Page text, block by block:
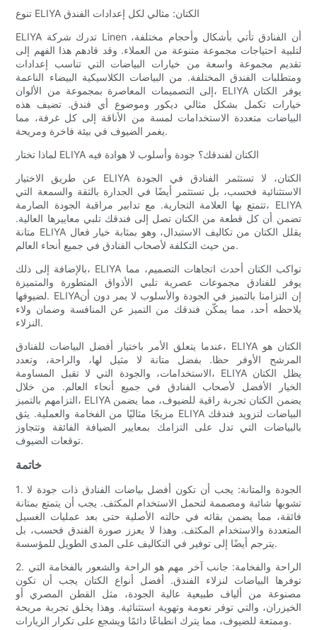
تنوع ELIYA الكتان: مثالي لكل إعدادات الفندق
ELIYA تدرك شركة Linen أن الفنادق تأتي بأشكال وأحجام مختلفة،
لتلبية احتياجات مجموعة متنوعة من العملاء. وقد قادهم هذا الفهم إلى
تقديم مجموعة واسعة من خيارات البياضات التي تناسب إعدادات
ومتطلبات الفندق المختلفة. من البياضات الكلاسيكية البيضاء الناعمة
إلى التصميمات المعاصرة بمجموعة من الألوان، ELIYA يوفر الكتان
خيارات تكمل بشكل مثالي ديكور وموضوع أي فندق. تضيف هذه
البياضات متعددة الاستخدامات لمسة من الأناقة إلى كل غرفة، مما
يغمر الضيوف في بيئة فاخرة ومريحة.
لماذا تختار ELIYA الكتان لفندقك؟ جودة وأسلوب لا هوادة فيه
عن طريق الاختيار ELIYA الكتان، لا تستثمر الفنادق في الجودة
الاستثنائية فحسب، بل تستثمر أيضًا في الجدارة بالثقة والسمعة التي
تتمتع بها العلامة التجارية. مع تدابير مراقبة الجودة الصارمة، ELIYA
تضمن أن كل قطعة من الكتان تصل إلى فندقك تلبي معاييرها العالية.
متانة ELIYA يقلل الكتان من تكاليف الاستبدال، وهو بمثابة خيار فعال
من حيث التكلفة لأصحاب الفنادق في جميع أنحاء العالم.
بالإضافة إلى ذلك، ELIYA تواكب الكتان أحدث اتجاهات التصميم، مما
يوفر للفنادق مجموعات عصرية تلبي الأذواق المتطورة والمتميزة
لضيوفها. ELIYAإن التزامنا بالتميز في الجودة والأسلوب لا يمر دون أن
يلاحظه أحد، مما يمكّن فندقك من التميز عن المنافسة وضمان ولاء
النزلاء.
عندما يتعلق الأمر باختيار أفضل البياضات للفنادق، ELIYA الكتان هو
المرشح الأوفر حظا. بفضل متانة لا مثيل لها، والراحة، وتعدد
الاستخدامات، والجودة التي لا تقبل المساومة، ELIYA يظل الكتان
الخيار الأفضل لأصحاب الفنادق في جميع أنحاء العالم. من خلال
التزامهم بالتميز، ELIYA يضمن الكتان تجربة راقية للضيوف، مما يضمن
مزيجًا مثاليًا من الفخامة والعملية. يثق ELIYA البياضات لتزويد فندقك
بالبياضات التي تدل على التزامك بمعايير الضيافة الفائقة وتتجاوز
توقعات الضيوف.
خاتمة
1. الجودة والمتانة: يجب أن تكون أفضل بياضات الفنادق ذات جودة لا
تشوبها شائبة ومصممة لتحمل الاستخدام المكثف. يجب أن يتمتع بمتانة
فائقة، مما يضمن بقائه في حالته الأصلية حتى بعد عمليات الغسيل
المتعددة والاستخدام المكثف. وهذا لا يعزز صورة الفندق فحسب، بل
يترجم أيضًا إلى توفير في التكاليف على المدى الطويل للمؤسسة.
2. الراحة والفخامة: جانب آخر مهم هو الراحة والشعور بالفخامة التي
توفرها البياضات لنزلاء الفندق. أفضل أنواع الكتان يجب أن تكون
مصنوعة من ألياف طبيعية عالية الجودة، مثل القطن المصري أو
الخيزران، والتي توفر نعومة وتهوية استثنائية. وهذا يخلق تجربة مريحة
وممتعة للضيوف، مما يترك انطباعًا دائمًا ويشجع على تكرار الزيارات.